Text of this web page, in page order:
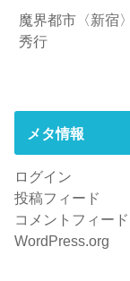
魔界都市〈新宿
秀行
メタ情報
ログイン
投稿フィード
コメントフィード
WordPress.org